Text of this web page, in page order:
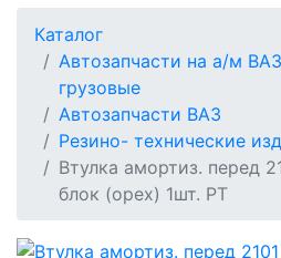
Каталог
Автозапчасти на а/м
грузовые
Автозапчасти ВАЗ
Резино- технические
Втулка амортиз. перед
блок (орех) 1шт. РТ